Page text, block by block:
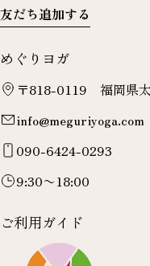
友だち追加する
めぐりヨガ
〒818-0119 福岡県
info@meguriyoga.com
090-6424-0293
9:30〜18:00
ご利用ガイド